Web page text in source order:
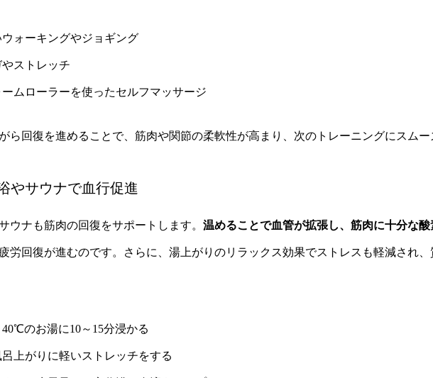
ォーキングやジョギング
やストレッチ
ームローラーを使ったセルフマッサージ
ら回復を進めることで、筋肉や関節の柔軟性が高まり、次のトレーニングにスムー
やサウナで血行促進
ウナも筋肉の回復をサポートします。 温めることで血管が拡張し、筋肉に十分な
労回復が進むのです。さらに、湯上がりのリラックス効果でストレスも軽減され
40℃のお湯に10～15分浸かる
呂上がりに軽いストレッチをする